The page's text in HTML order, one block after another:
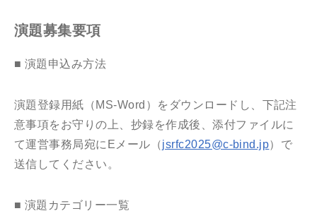
演題募集要項
■ 演題申込み方法
演題登録用紙（MS-Word）をダウンロードし、下記注
意事項をお守りの上、抄録を作成後、添付ファイルに
て運営事務局宛にEメール（jsrfc2025@c-bind.jp）で
送信してください。
■ 演題カテゴリー一覧